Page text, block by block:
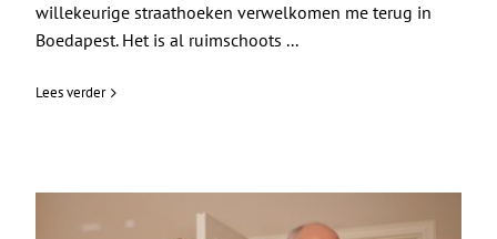
willekeurige straathoeken verwelkomen me terug in
Boedapest. Het is al ruimschoots ...
Lees verder